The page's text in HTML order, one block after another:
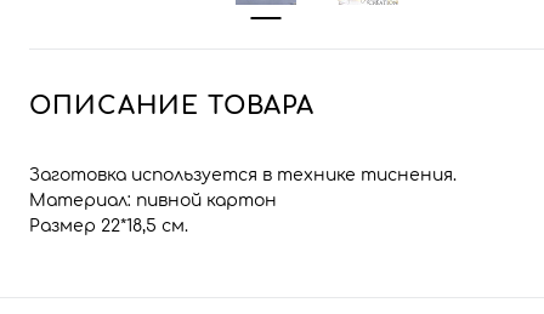
ОПИСАНИЕ ТОВАРА
Заготовка используется в технике тиснения.
Материал: пивной картон
Размер 22*18,5 см.